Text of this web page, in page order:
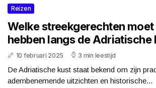
Reizen
Welke streekgerechten
hebben langs de Adriatische
10 februari 2025 3 min leestijd
De Adriatische kust staat bekend om zijn
adembenemende uitzichten en historische...